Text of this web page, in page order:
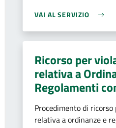
VAI AL SERVIZIO
Ricorso per
relativa a
Regolamenti
Procedimento di
relativa a ordinanze e